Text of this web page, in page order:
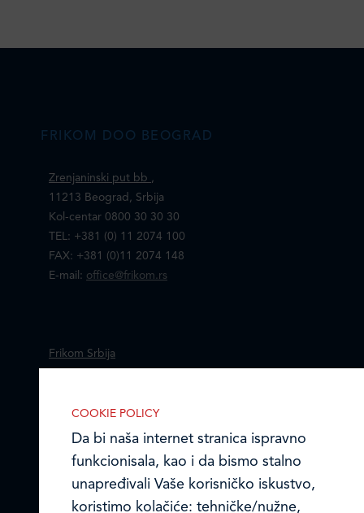
FRIKOM DOO BEOGRAD
Zrenjaninski put bb ,
11213 Beograd, Srbija
Kol-centar 0800 30 30 30
TEL: +381 (0) 11 2074 100
FAX: +381 (0)11 2074 148
E-mail: office@frikom.rs
Frikom Srbija
Frikom Makedonija
Politika kolačića
COOKIE POLICY
Da bi naša internet stranica ispravno
funkcionisala, kao i da bismo stalno
unapređivali Vaše korisničko iskustvo,
koristimo kolačiće: tehničke/nužne,